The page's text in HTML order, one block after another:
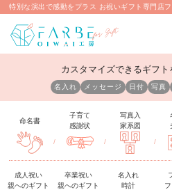
特別な演出で感動をプラス お祝いギフト専門店
カスタマイズできるギフ
名入れ メッセージ 日付 写真
命名書
/
子育て
感謝状
/
写真入
家系図
/
成人祝い
親へのギフト
卒業祝い
親へのギフト
名入れ
時計